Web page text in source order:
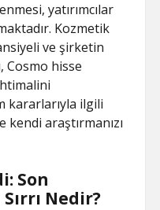
yatırımcılar
Kozmetik
ve şirketin
Cosmo hisse
kararlarıyla ilgili
araştırmanızı
Son
Nedir?